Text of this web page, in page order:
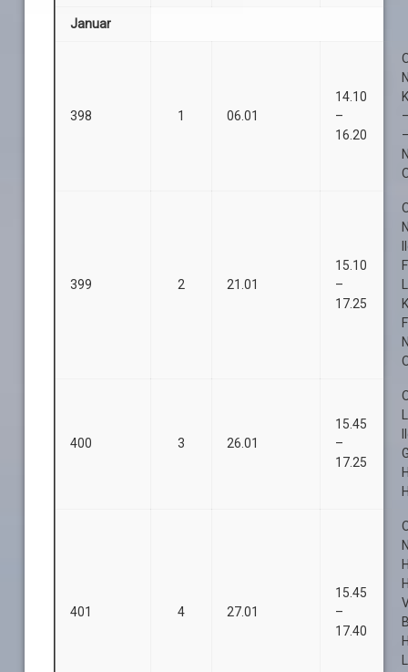
Januar
398 1 06.01
14.10
–
16.20
399 2 21.01
15.10
–
17.25
400 3 26.01
15.45
–
17.25
401 4 27.01
15.45
–
17.40